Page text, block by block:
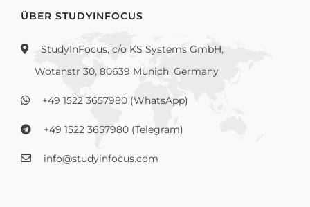
ÜBER STUDYINFOCUS
StudyInFocus, c/o KS Systems GmbH,
Wotanstr 30, 80639 Munich, Germany
+49 1522 3657980 (WhatsApp)
+49 1522 3657980 (Telegram)
info@studyinfocus.com